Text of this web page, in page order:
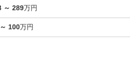
～ 289万円
～ 100万円